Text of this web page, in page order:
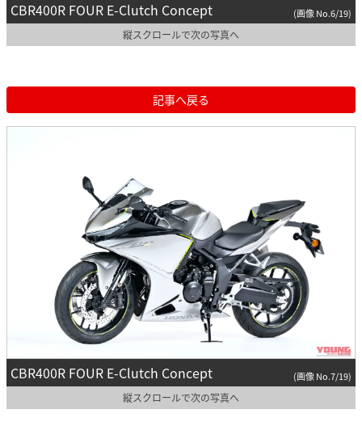
CBR400R FOUR E-Clutch Concept (画像 No.6/19)
縦スクロールで次の写真へ
記事へ戻る
CBR400R FOUR E-Clutch Concept (画像 No.7/19)
縦スクロールで次の写真へ